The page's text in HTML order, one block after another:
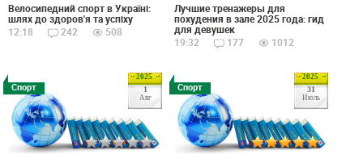
Велосипедний спорт в Україні:
шлях до здоров'я та успіху
12:18
242 508
Лучшие тренажеры для
похудения в зале 2025 года: гид
для девушек
19:32
177 1012
2025
1
Авг
Спорт
2025
31
Июль
Спорт